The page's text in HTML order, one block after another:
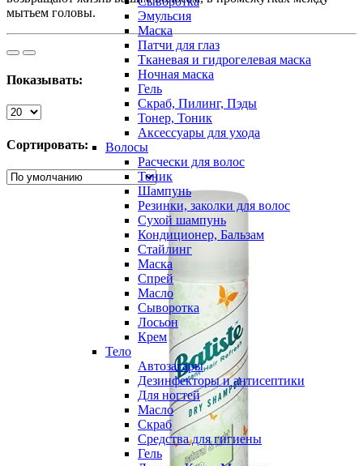
Эмульсия
Маска
Патчи для глаз
Тканевая и гидрогелевая маска
Ночная маска
Гель
Скраб, Пилинг, Пэды
Тонер, Тоник
Аксессуары для ухода
Волосы
Расчески для волос
Тоник
Шампунь
Резинки, заколки для волос
Сухой шампунь
Кондиционер, Бальзам
Стайлинг
Маска
Спрей
Масло
Сыворотка
Лосьон
Крем
Тело
Автозагары
Дезинфекторы и антисептики
Для ногтей
Масло
Скраб
Средства для гигиены
Гель
мытьем головы.
Показывать:
Сортировать: